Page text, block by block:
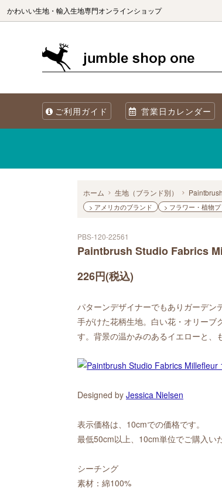
かわいい生地・輸入生地専門オンラインショップ
オリジナル生地 Sewslow
生地をコレクションで選ぶ
当店について
ご利用ガイド 営業日カレンダー
ホーム 生地（ブランド別）
> アメリカのブランド > フラワー・植物プ
PBS-120-22561
Paintbrush Studio Fabrics
226円(税込)
パターンデザイナーでもありガーデ
手がけた花柄生地。白い花・オリーブ
す。背景の温かみのあるイエローと、
Designed by Jessica Nielsen
表示価格は、10cmでの価格です。
最低50cm以上、10cm単位でご購入い
シーチング
素材：綿100%